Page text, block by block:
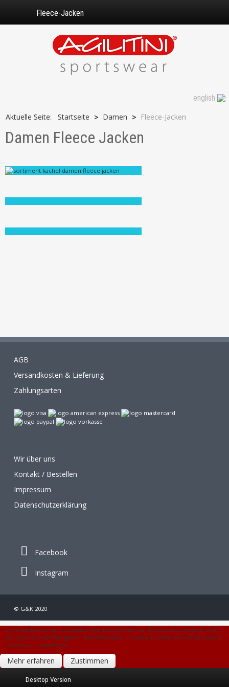
Fleece-Jacken
english
Aktuelle Seite:
Startseite > Damen > Fleece-Jacken
Damen Fleece Jacken
AGB
Versandkosten & Lieferung
Zahlungsarten
Wir über uns
Kontakt / Bestellen
Impressum
Datenschutzerklärung
Facebook
Instagram
© G&K 2020
Desktop Version
Diese Webseite nutzt Cookies. Wenn Sie weiter auf dieser Seite bleiben ohne
die Cookie-Einstellungen in Ihrem Browser zu ändern, stimmen Sie zu unsere
Cookies zu verwenden.
Mehr erfahren Zustimmen